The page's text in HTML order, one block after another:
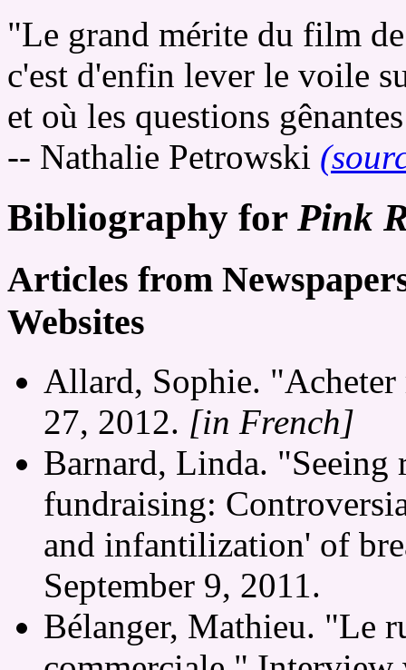
"Le grand mérite du film
c'est d'enfin lever le voile
et où les questions
-- Nathalie Petrowski
Bibliography for Pink
Articles from
Websites
Allard, Sophie. "Acheter
27, 2012. [in French]
Barnard, Linda. "Seeing
fundraising:
and infantilization' of
September 9, 2011.
Bélanger, Mathieu. "Le